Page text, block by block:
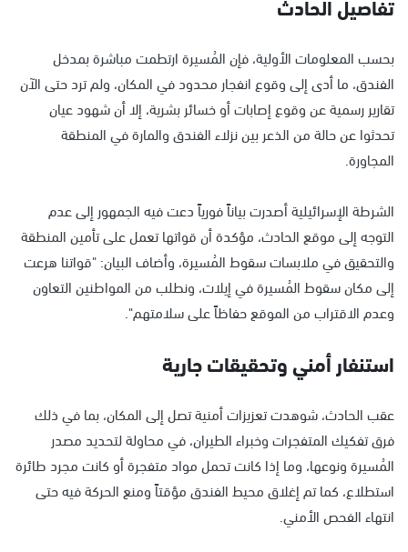
بحسب المعلومات الأولية، فإن المُسيرة ارتطمت مباشرة بمدخل
الفندق، ما أدى إلى وقوع انفجار محدود في المكان، ولم ترد حتى الآن
تقارير رسمية عن وقوع إصابات أو خسائر بشرية، إلا أن شهود عيان
تحدثوا عن حالة من الذعر بين نزلاء الفندق والمارة في المنطقة
المجاورة.
الشرطة الإسرائيلية أصدرت بياناً فورياً دعت فيه الجمهور إلى عدم
التوجه إلى موقع الحادث، مؤكدة أن قواتها تعمل على تأمين المنطقة
والتحقيق في ملابسات سقوط المُسيرة، وأضاف البيان: "قواتنا هرعت
إلى مكان سقوط المُسيرة في إيلات، ونطلب من المواطنين التعاون
وعدم الاقتراب من الموقع حفاظاً على سلامتهم".
استنفار أمني وتحقيقات جارية
عقب الحادث، شوهدت تعزيزات أمنية تصل إلى المكان، بما في ذلك
فرق تفكيك المتفجرات وخبراء الطيران، في محاولة لتحديد مصدر
المُسيرة ونوعها، وما إذا كانت تحمل مواد متفجرة أو كانت مجرد طائرة
استطلاع، كما تم إغلاق محيط الفندق مؤقتاً ومنع الحركة فيه حتى
انتهاء الفحص الأمني.